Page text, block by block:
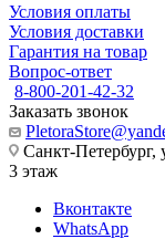
Условия оплаты
Условия доставки
Гарантия на товар
Вопрос-ответ
8-800-201-42-32
Заказать звонок
Санкт-Петербург,
3 этаж
Вконтакте
WhatsApp